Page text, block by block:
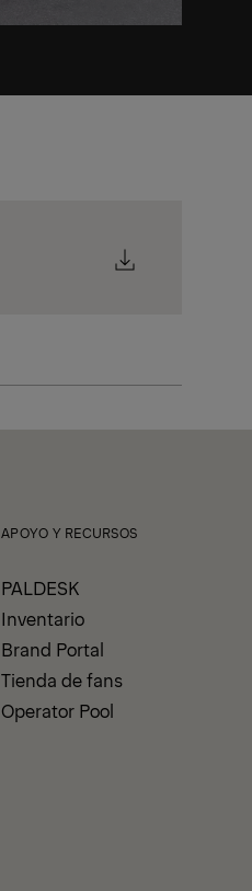
APOYO Y RECURSOS
PALDESK
Inventario
Brand Portal
Tienda de fans
Operator Pool